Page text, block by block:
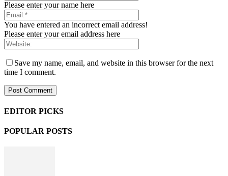
Please enter your name here
You have entered an incorrect email address!
Please enter your email address here
Save my name, email, and website in this browser for the next
time I comment.
EDITOR PICKS
POPULAR POSTS